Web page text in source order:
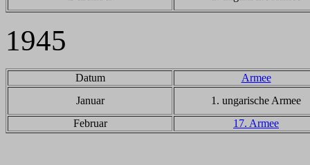
1945
Datum
Armee
Januar
1. ungarische Armee
Februar
17. Armee